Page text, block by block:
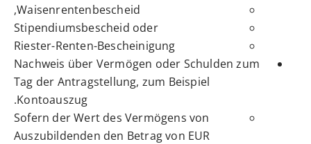
Waisenrentenbescheid,
Stipendiumsbescheid oder
Riester-Renten-Bescheinigung
Nachweis über Vermögen oder Schulden zum
Tag der Antragstellung, zum Beispiel
Kontoauszug.
Sofern der Wert des Vermögens von
Auszubildenden den Betrag von EUR